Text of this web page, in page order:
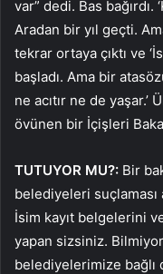
var” dedi. Bas bağırdı.
Aradan bir yıl geçti.
tekrar ortaya çıktı ve
başladı. Ama bir
ne acıtır ne de yaşar.’
övünen bir İçişleri
TUTUYOR MU?: Bir
belediyeleri suçlaması
İsim kayıt belgelerini
yapan sizsiniz.
belediyelerimize bağlı